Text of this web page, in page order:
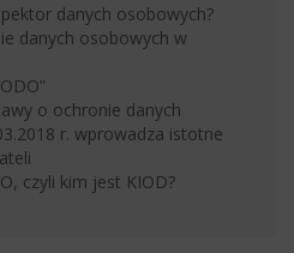
danych osobowych?
danych osobowych w
o ochronie danych
r. wprowadza istotne
czyli kim jest KIOD?